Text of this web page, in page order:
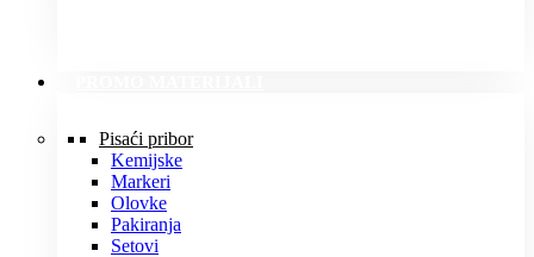
Pisaći pribor
Kemijske
Markeri
Olovke
Pakiranja
Setovi